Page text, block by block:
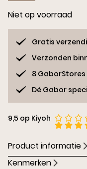
Niet op voorraad
Gratis
Verzonden
8 GaborStores
Dé Gabor
9,5 op Kiyoh
Product informatie
Kenmerken